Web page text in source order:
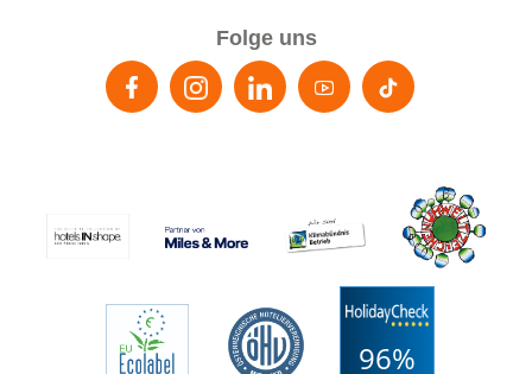
Folge uns
96%